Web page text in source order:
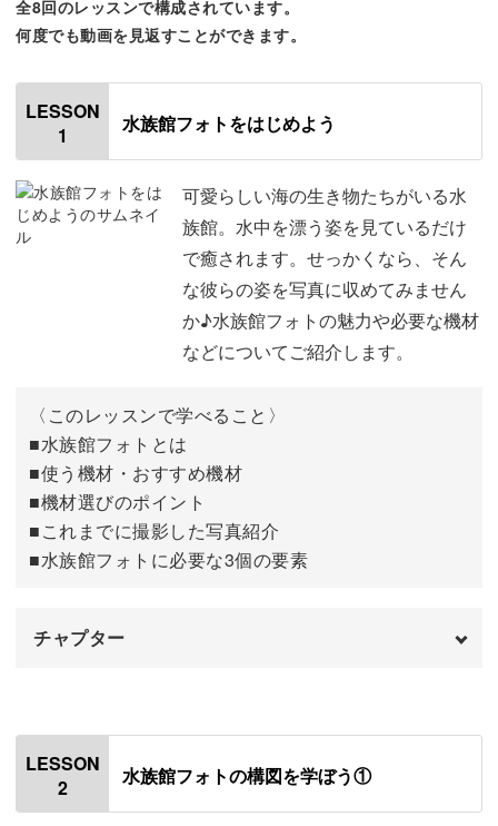
「構図」と聞くと難しく感じますが、洗練された印象にな
る写真の構図を分かりやすくお伝えします。
まで見逃せないポイントが満載です。
テクニックをお伝えした後は、実際に水族館を周るような
イメージで、僕がこれまでに撮影した写真をご紹介しなが
学んだことを実践する感覚で、撮影へのイメージを膨らま
せていきましょう。
ます。
全8回のレッスンで構成されています。
何度でも動画を見返すことができます。
LESSON
1
水族館フォトをはじめよう
可愛らしい海の生き物たちがいる水
族館。水中を漂う姿を見ているだけ
で癒されます。せっかくなら、そん
な彼らの姿を写真に収めてみません
か♪水族館フォトの魅力や必要な機材
などについてご紹介します。
〈このレッスンで学べること〉
■水族館フォトとは
■使う機材・おすすめ機材
■機材選びのポイント
■これまでに撮影した写真紹介
■水族館フォトに必要な3個の要素
チャプター
はじめに
自己紹介と作品例
LESSON
2
水族館フォトの構図を学ぼう①